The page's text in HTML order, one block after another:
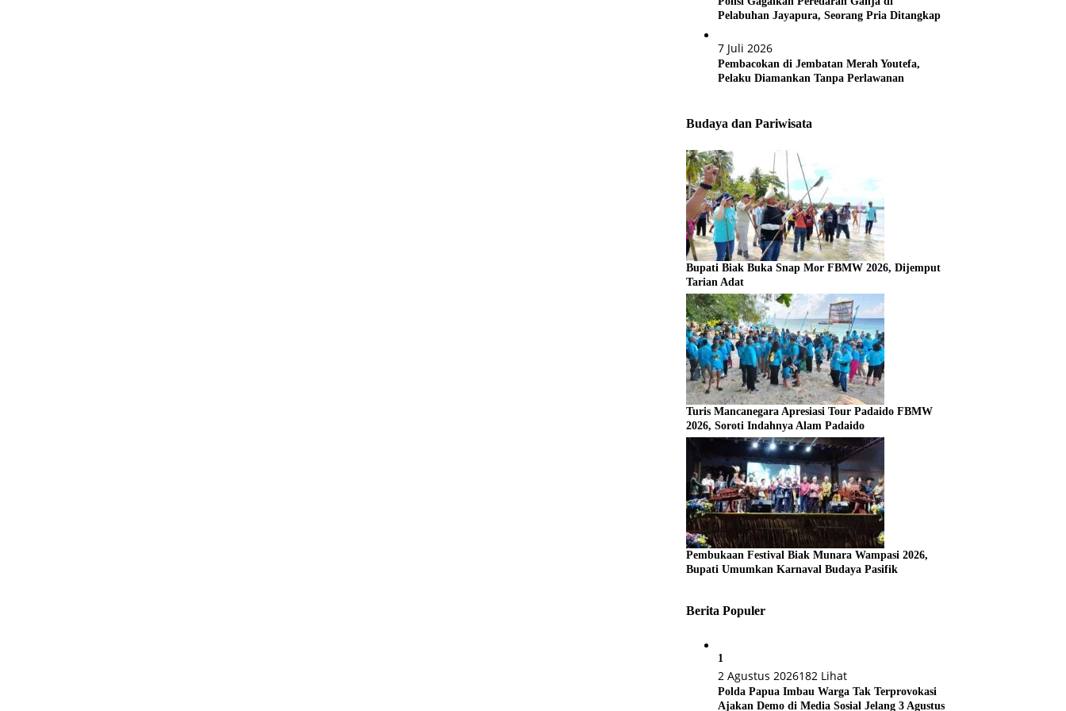
Pelabuhan Jayapura, Seorang Pria Ditangkap
7 Juli 2026
Pembacokan di Jembatan Merah Youtefa,
Pelaku Diamankan Tanpa Perlawanan
Budaya dan Pariwisata
Bupati Biak Buka Snap Mor FBMW 2026, Dijemput
Tarian Adat
Turis Mancanegara Apresiasi Tour Padaido FBMW
2026, Soroti Indahnya Alam Padaido
Pembukaan Festival Biak Munara Wampasi 2026,
Bupati Umumkan Karnaval Budaya Pasifik
Berita Populer
1
2 Agustus 2026182 Lihat
Polda Papua Imbau Warga Tak Terprovokasi
Ajakan Demo di Media Sosial Jelang 3 Agustus